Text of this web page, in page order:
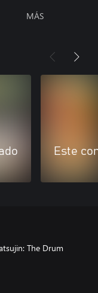
MÁS
Este
The Drum